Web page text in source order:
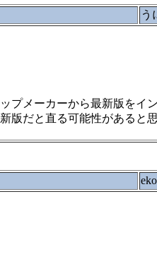
う
プメーカーから最新版を
版だと直る可能性があると